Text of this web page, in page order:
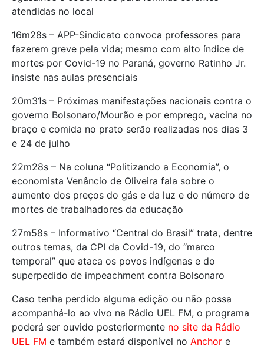
atendidas no local
16m28s – APP-Sindicato convoca professores para
fazerem greve pela vida; mesmo com alto índice de
mortes por Covid-19 no Paraná, governo Ratinho Jr.
insiste nas aulas presenciais
20m31s – Próximas manifestações nacionais contra o
governo Bolsonaro/Mourão e por emprego, vacina no
braço e comida no prato serão realizadas nos dias 3
e 24 de julho
22m28s – Na coluna “Politizando a Economia”, o
economista Venâncio de Oliveira fala sobre o
aumento dos preços do gás e da luz e do número de
mortes de trabalhadores da educação
27m58s – Informativo “Central do Brasil” trata, dentre
outros temas, da CPI da Covid-19, do “marco
temporal” que ataca os povos indígenas e do
superpedido de impeachment contra Bolsonaro
Caso tenha perdido alguma edição ou não possa
acompanhá-lo ao vivo na Rádio UEL FM, o programa
poderá ser ouvido posteriormente no site da Rádio
UEL FM e também estará disponível no Anchor e